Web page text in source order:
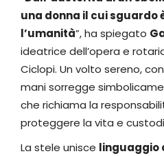
una donna il cui sguardo
l’umanità”, ha spiegato
ideatrice dell’opera e
Ciclopi. Un volto sereno,
mani sorregge
che richiama la
proteggere la vita e
La stele unisce linguaggio